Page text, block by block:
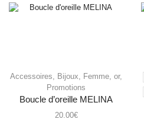
Accessoires Bijoux Femme or,
Promotions
Boucle d’oreille MELINA
20.00€